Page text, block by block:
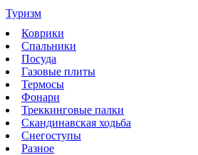
Туризм
Коврики
Спальники
Посуда
Газовые плиты
Термосы
Фонари
Треккинговые палки
Скандинавская ходьба
Снегоступы
Разное